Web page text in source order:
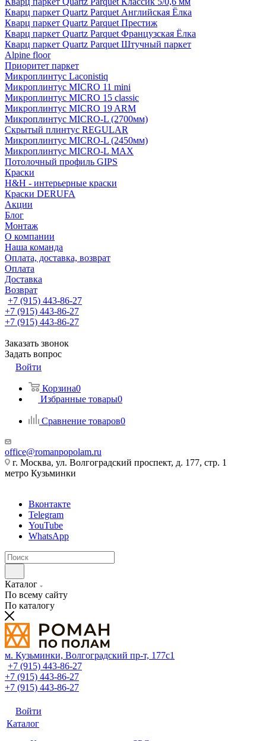
Кварц паркет Quartz Parquet Английская Ёлка
Кварц паркет Quartz Parquet Престиж
Кварц паркет Quartz Parquet Французская Ёлка
Кварц паркет Quartz Parquet Штучный паркет
Alpine floor
Приоритет паркет
Микроплинтус Laconistiq
Микроплинтус MICRO 11 mini
Микроплинтус MICRO 15 classic
Микроплинтус MICRO 19 ARM
Микроплинтус MICRO-L (2700мм)
Скрытый плинтус REGULAR
Микроплинтус MICRO-L (2450мм)
Микроплинтус MICRO-L MAX
Потолочный профиль GIPS
Краски
H&H - интерьерные краски
Краски DERUFA
Акции
Блог
Монтаж
О компании
Наша команда
Оплата, доставка, возврат
Оплата
Доставка
Возврат
+7 (915) 443-86-27
+7 (915) 443-86-27
+7 (915) 443-86-27
Заказать звонок
Задать вопрос
Войти
Корзина0
Избранные товары0
Сравнение товаров0
office@romanpopolam.ru
г. Москва, ул. Волгоградский проспект, д. 177, стр. 1
метро Кузьминки
Вконтакте
Telegram
YouTube
WhatsApp
Каталог
По всему сайту
По каталогу
м. Кузьминки, Волгоградский пр‑т, 177с1
+7 (915) 443-86-27
+7 (915) 443-86-27
+7 (915) 443-86-27
Войти
Каталог